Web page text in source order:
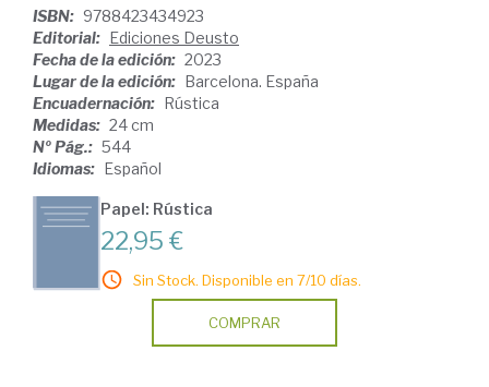
ISBN: 9788423434923
Editorial: Ediciones Deusto
Fecha de la edición: 2023
Lugar de la edición: Barcelona. España
Encuadernación: Rústica
Medidas: 24 cm
Nº Pág.: 544
Idiomas: Español
Papel: Rústica
22,95 €
Sin Stock. Disponible en 7/10 días.
COMPRAR